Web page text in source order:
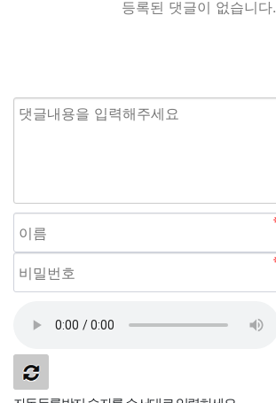
등록된 댓글이 없습니다.